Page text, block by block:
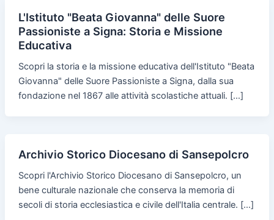
L'Istituto "Beata Giovanna" delle Suore
Passioniste a Signa: Storia e Missione
Educativa
Scopri la storia e la missione educativa dell'Istituto "Beata
Giovanna" delle Suore Passioniste a Signa, dalla sua
fondazione nel 1867 alle attività scolastiche attuali. […]
Archivio Storico Diocesano di Sansepolcro
Scopri l'Archivio Storico Diocesano di Sansepolcro, un
bene culturale nazionale che conserva la memoria di
secoli di storia ecclesiastica e civile dell'Italia centrale. […]